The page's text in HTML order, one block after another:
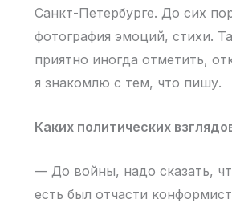
Санкт-Петербурге. До сих
фотография эмоций, стихи.
приятно иногда отметить,
я знакомлю с тем, что пишу.
Каких политических
— До войны, надо сказать,
есть был отчасти